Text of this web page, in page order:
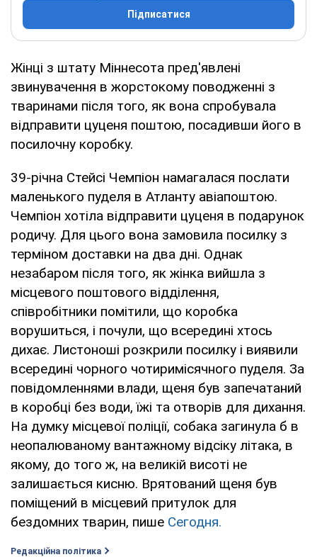
Підписатися
Жінці з штату Міннесота пред'явлені
звинувачення в жорстокому поводженні з
тваринами після того, як вона спробувала
відправити цуценя поштою, посадивши його в
посилочну коробку.
39-річна Стейсі Чемпіон намагалася послати
маленького пуделя в Атланту авіапоштою.
Чемпіон хотіла відправити цуценя в подарунок
родичу. Для цього вона замовила посилку з
терміном доставки на два дні. Однак
незабаром після того, як жінка вийшла з
місцевого поштового відділення,
співробітники помітили, що коробка
ворушиться, і почули, що всередині хтось
дихає. Листоноші розкрили посилку і виявили
всередині чорного чотиримісячного пуделя. За
повідомленнями влади, щеня був запечатаний
в коробці без води, їжі та отворів для дихання.
На думку місцевої поліції, собака загинула б в
неопалюваному вантажному відсіку літака, в
якому, до того ж, на великій висоті не
залишається кисню. Врятований щеня був
поміщений в місцевий притулок для
бездомних тварин, пише Сегодня.
Редакційна політика